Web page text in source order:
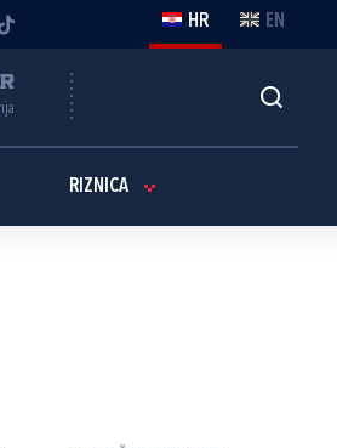
HR EN
RIZNICA